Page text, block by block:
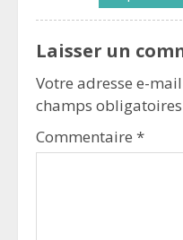
Laisser un
Votre adresse e-
champs
Commentaire *